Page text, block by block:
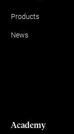
Products
News
Academy